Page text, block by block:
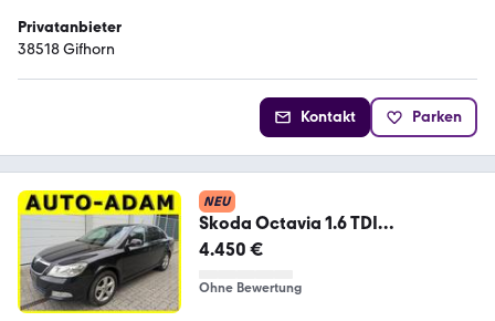
Privatanbieter
38518 Gifhorn
Kontakt Parken
NEU
Skoda Octavia 1.6 TDI
Lim.*Automatikgetriebe*
4.450 €
Ohne Bewertung